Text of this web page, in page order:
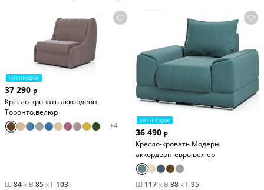
ХИТ ПРОДАЖ
37 290 р
Кресло-кровать аккордеон
Торонто,велюр
+4
Ш 84x В 85x Г 103
ХИТ ПРОДАЖ
36 490 р
Кресло-кровать Модерн
аккордеон-евро,велюр
Ш 117x В 88x Г95